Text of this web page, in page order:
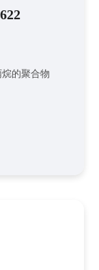
烷的聚合物